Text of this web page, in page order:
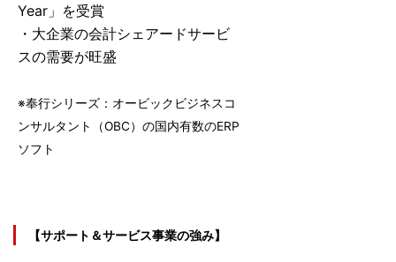
Year」を受賞
・大企業の会計シェアードサービ
スの需要が旺盛
※奉行シリーズ：オービックビジネスコ
ンサルタント（OBC）の国内有数のERP
ソフト
【サポート＆サービス事業の強み】